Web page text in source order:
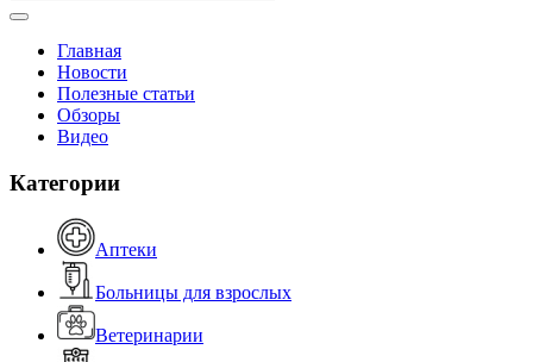
Главная
Новости
Полезные статьи
Обзоры
Видео
Категории
Аптеки
Больницы для взрослых
Ветеринарии